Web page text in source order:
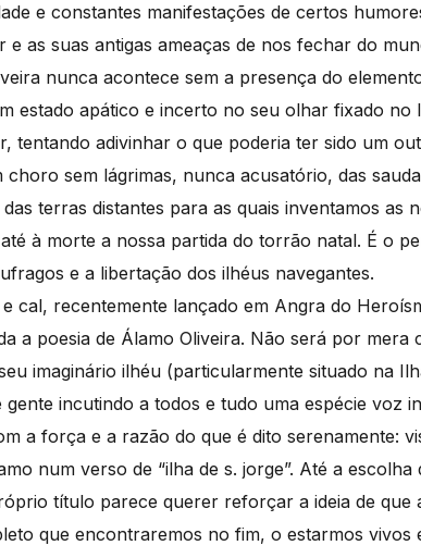
e constantes manifestações de certos
as suas antigas ameaças de nos fechar do
nunca acontece sem a presença do
estado apático e incerto no seu olhar fixado no
tentando adivinhar o que poderia ter sido um
choro sem lágrimas, nunca acusatório, das
terras distantes para as quais inventamos as
à morte a nossa partida do torrão natal. É o
e a libertação dos ilhéus navegantes.
cal, recentemente lançado em Angra do
a poesia de Álamo Oliveira. Não será por
imaginário ilhéu (particularmente situado na
gente incutindo a todos e tudo uma espécie voz
a força e a razão do que é dito serenamente:
num verso de “ilha de s. jorge”. Até a
título parece querer reforçar a ideia de que
que encontraremos no fim, o estarmos vivos